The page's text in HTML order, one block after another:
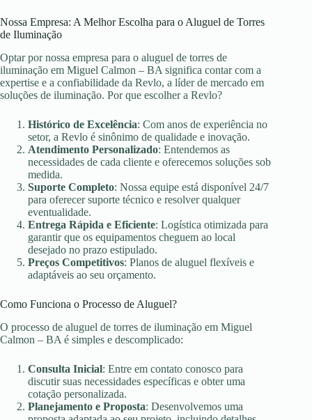
Nossa Empresa: A Melhor Escolha para o Aluguel de Torres
de Iluminação
Optar por nossa empresa para o aluguel de torres de
iluminação em Miguel Calmon – BA significa contar com a
expertise e a confiabilidade da Revlo, a líder de mercado em
soluções de iluminação. Por que escolher a Revlo?
Histórico de Excelência: Com anos de experiência no
setor, a Revlo é sinônimo de qualidade e inovação.
Atendimento Personalizado: Entendemos as
necessidades de cada cliente e oferecemos soluções sob
medida.
Suporte Completo: Nossa equipe está disponível 24/7
para oferecer suporte técnico e resolver qualquer
eventualidade.
Entrega Rápida e Eficiente: Logística otimizada para
garantir que os equipamentos cheguem ao local
desejado no prazo estipulado.
Preços Competitivos: Planos de aluguel flexíveis e
adaptáveis ao seu orçamento.
Como Funciona o Processo de Aluguel?
O processo de aluguel de torres de iluminação em Miguel
Calmon – BA é simples e descomplicado:
Consulta Inicial: Entre em contato conosco para
discutir suas necessidades específicas e obter uma
cotação personalizada.
Planejamento e Proposta: Desenvolvemos uma